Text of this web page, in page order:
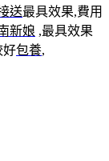
送最具效果,費用
新娘 ,最具效果
好包養,